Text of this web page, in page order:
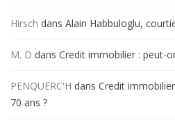
Hirsch dans Alain Habbuloglu,
M. D dans Credit immobilier : peut-
PENQUERC'H dans Credit
70 ans ?